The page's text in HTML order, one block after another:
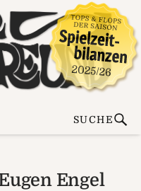
SUCHE
Engel